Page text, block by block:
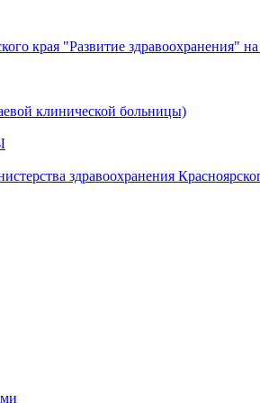
края "Развитие здравоохранения"
клинической больницы)
здравоохранения